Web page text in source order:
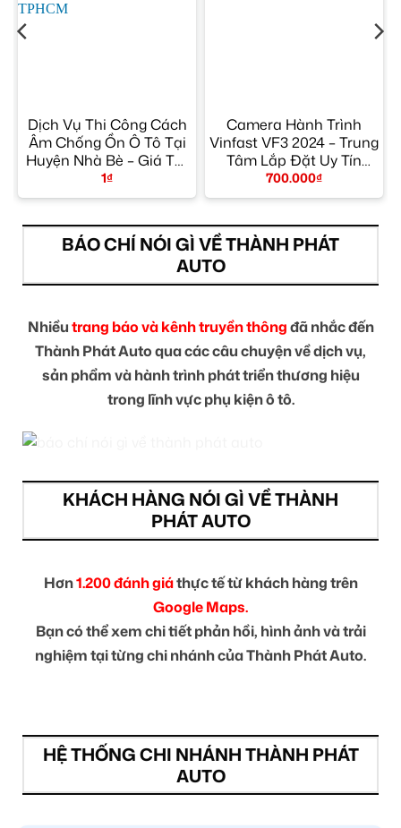
Dịch Vụ Thi Công Cách
Âm Chống Ồn Ô Tô Tại
Huyện Nhà Bè – Giá Tốt
TPHCM
1₫
Camera Hành Trình
Vinfast VF3 2024 – Trung
Tâm Lắp Đặt Uy Tín
TPHCM
700.000₫
BÁO CHÍ NÓI GÌ VỀ THÀNH PHÁT
AUTO
Nhiềutrang báo và kênh truyền thôngđã nhắc đến
Thành Phát Auto qua các câu chuyện về dịch vụ,
sản phẩm và hành trình phát triển thương hiệu
trong lĩnh vực phụ kiện ô tô.
KHÁCH HÀNG NÓI GÌ VỀ THÀNH
PHÁT AUTO
Hơn1.200 đánh giáthực tế từ khách hàng trên
Google Maps.
Bạn có thể xem chi tiết phản hồi, hình ảnh và trải
nghiệm tại từng chi nhánh của Thành Phát Auto.
HỆ THỐNG CHI NHÁNH THÀNH PHÁT
AUTO